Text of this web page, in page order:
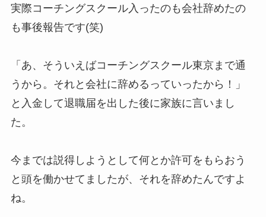
実際コーチングスクール入ったのも会社辞めたの
も事後報告です(笑)
「あ、そういえばコーチングスクール東京まで通
うから。それと会社に辞めるっていったから！」
と入金して退職届を出した後に家族に言いまし
た。
今までは説得しようとして何とか許可をもらおう
と頭を働かせてましたが、それを辞めたんですよ
ね。